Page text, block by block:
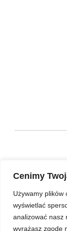
Cenimy
Używamy plików
wyświetlać
analizować nasz
wyrażasz zgodę